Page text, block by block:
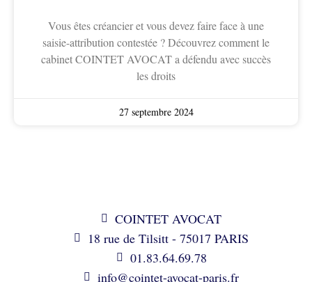
Vous êtes créancier et vous devez faire face à une
saisie-attribution contestée ? Découvrez comment le
cabinet COINTET AVOCAT a défendu avec succès
les droits
27 septembre 2024
COINTET AVOCAT
18 rue de Tilsitt - 75017 PARIS
01.83.64.69.78
info@cointet-avocat-paris.fr